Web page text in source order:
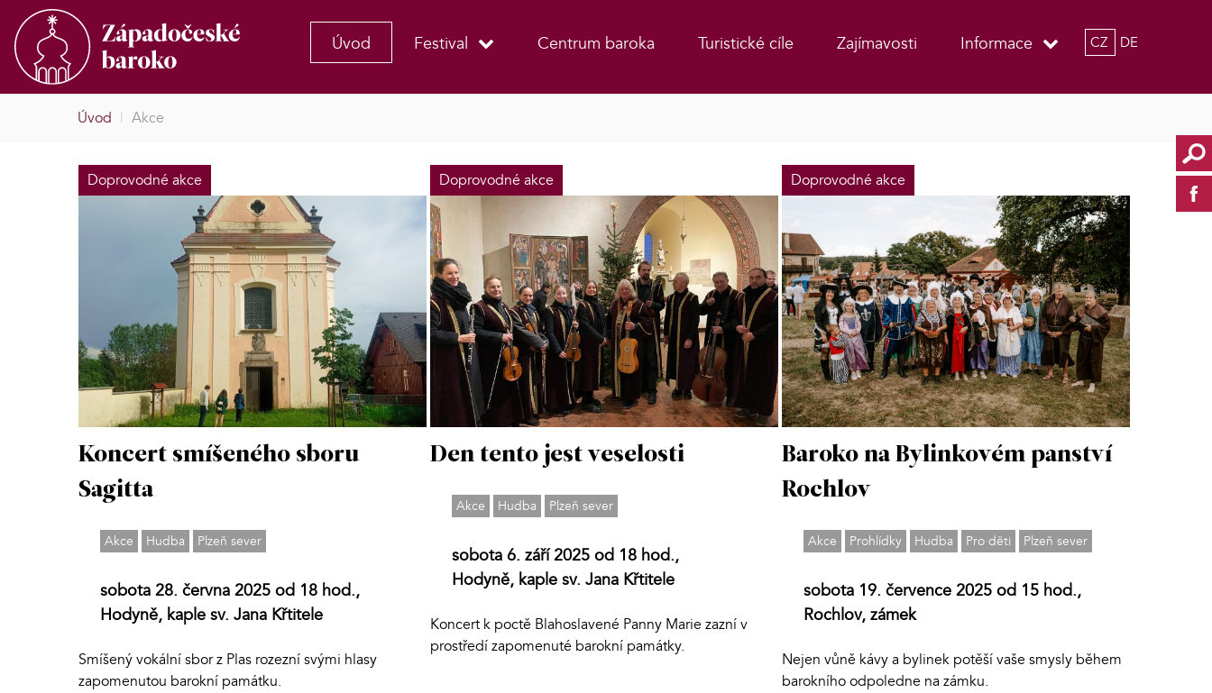
Úvod Festival Centrum baroka Turistické cíle Zajímavosti Informace CZ DE
Úvod | Akce
Doprovodné akce
Koncert smíšeného sboru
Sagitta
Akce Hudba Plzeň sever
sobota 28. června 2025 od 18 hod.,
Hodyně, kaple sv. Jana Křtitele
Smíšený vokální sbor z Plas rozezní svými hlasy
zapomenutou barokní památku.
Doprovodné akce
Den tento jest veselosti
Akce Hudba Plzeň sever
sobota 6. září 2025 od 18 hod.,
Hodyně, kaple sv. Jana Křtitele
Koncert k poctě Blahoslavené Panny Marie zazní v
prostředí zapomenuté barokní památky.
Doprovodné akce
Baroko na Bylinkovém panství
Rochlov
Akce Prohlídky Hudba Pro děti Plzeň sever
sobota 19. července 2025 od 15 hod.,
Rochlov, zámek
Nejen vůně kávy a bylinek potěší vaše smysly během
barokního odpoledne na zámku.